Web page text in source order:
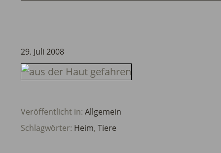
29. Juli 2008
Veröffentlicht in: Allgemein
Schlagwörter: Heim, Tiere